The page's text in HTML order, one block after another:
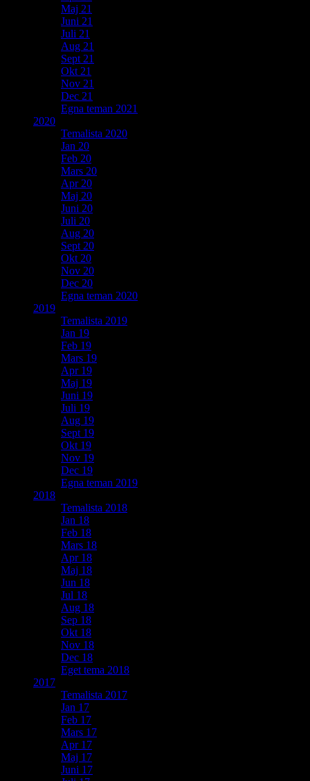
Maj 21
Juni 21
Juli 21
Aug 21
Sept 21
Okt 21
Nov 21
Dec 21
Egna teman 2021
2020
Temalista 2020
Jan 20
Feb 20
Mars 20
Apr 20
Maj 20
Juni 20
Juli 20
Aug 20
Sept 20
Okt 20
Nov 20
Dec 20
Egna teman 2020
2019
Temalista 2019
Jan 19
Feb 19
Mars 19
Apr 19
Maj 19
Juni 19
Juli 19
Aug 19
Sept 19
Okt 19
Nov 19
Dec 19
Egna teman 2019
2018
Temalista 2018
Jan 18
Feb 18
Mars 18
Apr 18
Maj 18
Jun 18
Jul 18
Aug 18
Sep 18
Okt 18
Nov 18
Dec 18
Eget tema 2018
2017
Temalista 2017
Jan 17
Feb 17
Mars 17
Apr 17
Maj 17
Juni 17